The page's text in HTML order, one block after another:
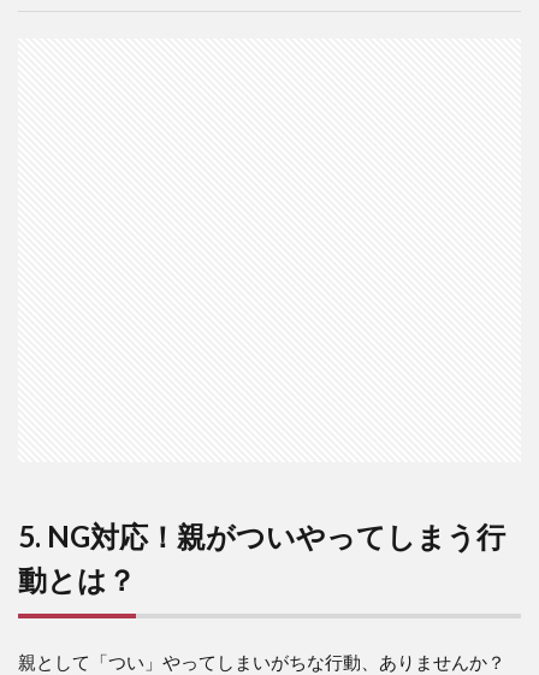
5. NG対応！親がついやってしまう行
動とは？
親として「つい」やってしまいがちな行動、ありませんか？